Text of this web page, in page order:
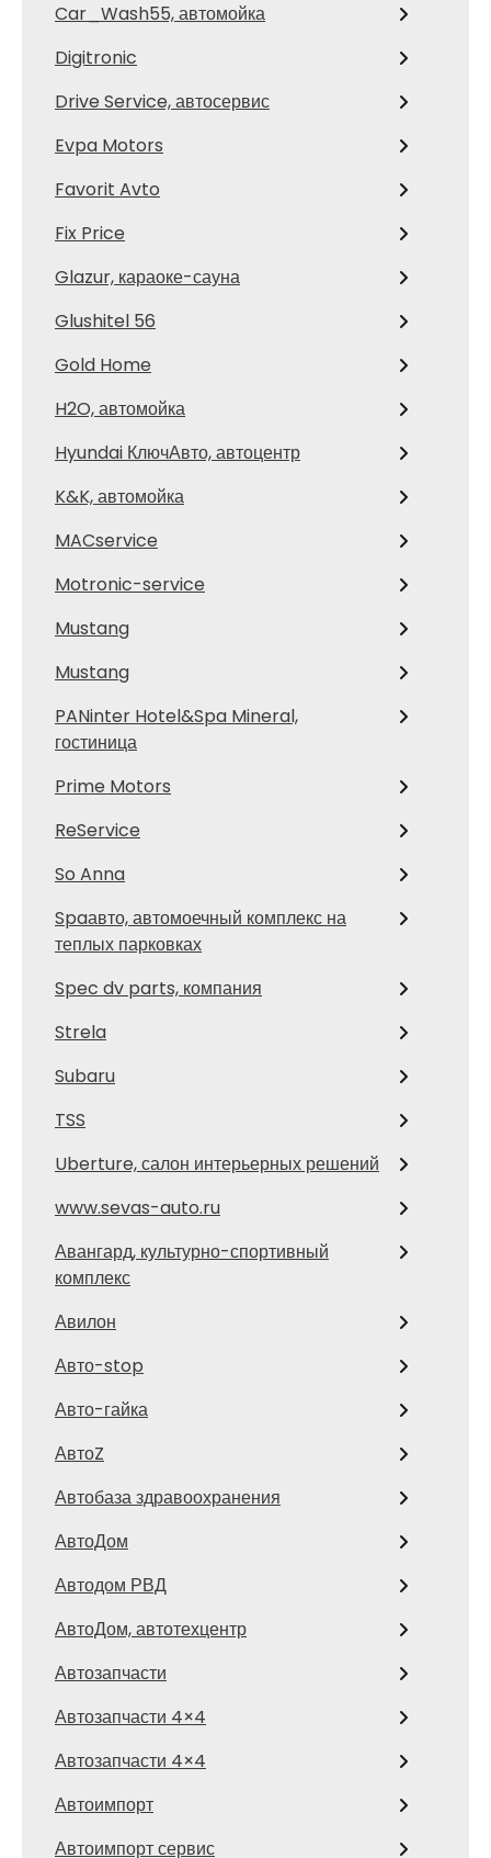
Car_Wash55, автомойка
Digitronic
Drive Service, автосервис
Evpa Motors
Favorit Avto
Fix Price
Glazur, караоке-сауна
Glushitel 56
Gold Home
H2O, автомойка
Hyundai КлючАвто, автоцентр
K&K, автомойка
MACservice
Motronic-service
Mustang
Mustang
PANinter Hotel&Spa Mineral,
гостиница
Prime Motors
ReService
So Anna
Spaавто, автомоечный комплекс на
теплых парковках
Spec dv parts, компания
Strela
Subaru
TSS
Uberture, салон интерьерных решений
www.sevas-auto.ru
Авангард, культурно-спортивный
комплекс
Авилон
Авто-stop
Авто-гайка
АвтоZ
Автобаза здравоохранения
АвтоДом
Автодом РВД
АвтоДом, автотехцентр
Автозапчасти
Автозапчасти 4×4
Автозапчасти 4×4
Автоимпорт
Автоимпорт сервис